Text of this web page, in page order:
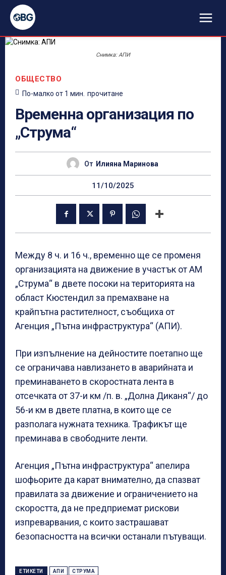
Снимка: АПИ
ОБЩЕСТВО
По-малко от 1 мин. прочитане
Временна организация по
„Струма“
От Илияна Маринова
11/10/2025
Между 8 ч. и 16 ч., временно ще се променя
организацията на движение в участък от АМ
„Струма“ в двете посоки на територията на
област Кюстендил за премахване на
крайпътна растителност, съобщиха от
Агенция „Пътна инфраструктура“ (АПИ).
При изпълнение на дейностите поетапно ще
се ограничава навлизането в аварийната и
преминаването в скоростната лента в
отсечката от 37-и км /п. в. „Долна Диканя“/ до
56-и км в двете платна, в които ще се
разполага нужната техника. Трафикът ще
преминава в свободните ленти.
Агенция „Пътна инфраструктура“ апелира
шофьорите да карат внимателно, да спазват
правилата за движение и ограничението на
скоростта, да не предприемат рискови
изпреварвания, с които застрашават
безопасността на всички останали пътуващи.
ЕТИКЕТИ АПИ СТРУМА